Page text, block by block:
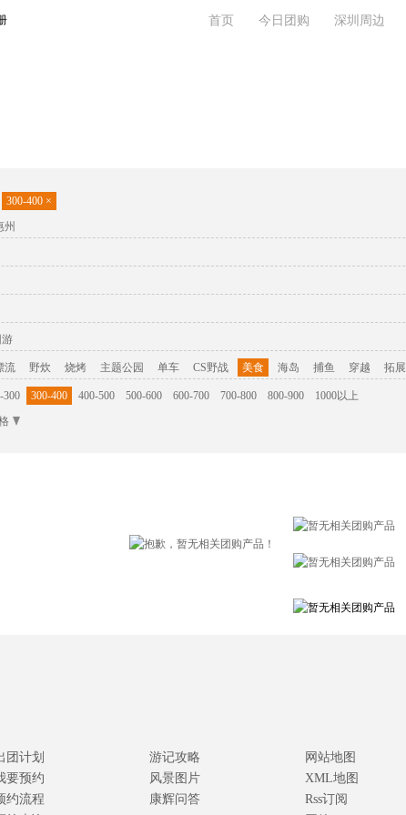
首页 今日团购 深圳周边
300-400 ×
州
流 野炊 烧烤 主题公园 单车 CS野战 美食 海岛 捕鱼 穿越 拓展
300 300-400 400-500 500-600 600-700 700-800 800-900
1000以上
团计划
要预约
约流程
游记攻略
风景图片
康辉问答
网站地图
XML地图
Rss订阅